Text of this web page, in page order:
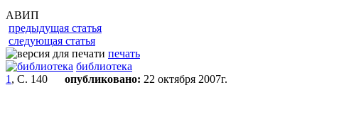
АВИП
предыдущая статья
следующая статья
печать
библиотека
1 , С. 140 опубликовано: 22 октября 2007г.